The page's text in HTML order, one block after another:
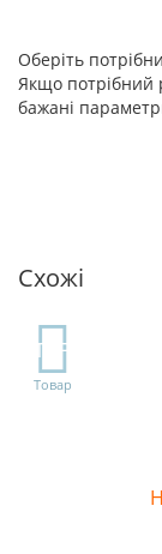
Оберіть
Якщо потрібний
бажані
Схожі
TOP
Товар